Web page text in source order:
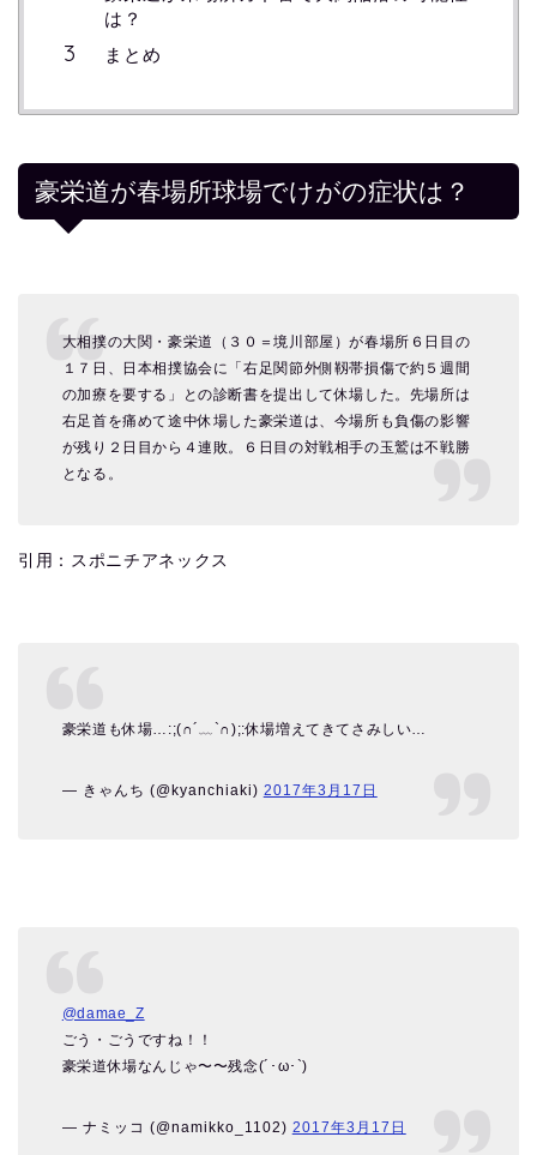
は？
まとめ
豪栄道が春場所球場でけがの症状は？
大相撲の大関・豪栄道（３０＝境川部屋）が春場所６日目の
１７日、日本相撲協会に「右足関節外側靱帯損傷で約５週間
の加療を要する」との診断書を提出して休場した。先場所は
右足首を痛めて途中休場した豪栄道は、今場所も負傷の影響
が残り２日目から４連敗。６日目の対戦相手の玉鷲は不戦勝
となる。
引用：スポニチアネックス
豪栄道も休場…:;(∩´﹏`∩);:休場増えてきてさみしい…
— きゃんち (@kyanchiaki) 2017年3月17日
@damae_Z
ごう・ごうですね！！
豪栄道休場なんじゃ〜〜残念(´･ω･`)
— ナミッコ (@namikko_1102) 2017年3月17日